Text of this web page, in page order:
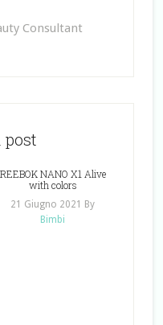
Consultant
REEBOK NANO X1 Alive
with colors
21 Giugno 2021
By
Bimbi